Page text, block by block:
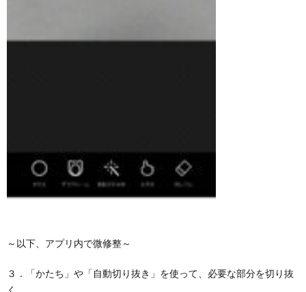
～以下、アプリ内で微修整～
３．「かたち」や「自動切り抜き」を使って、必要な部分を切り抜
く